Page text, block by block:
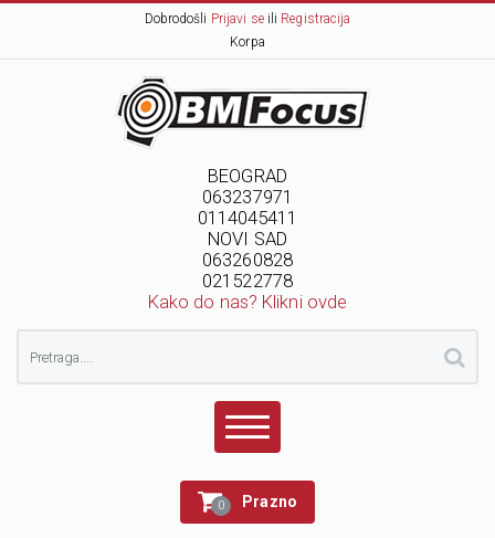
Dobrodošli Prijavi seili Registracija
Korpa
BEOGRAD
063237971
0114045411
NOVI SAD
063260828
021522778
Kako do nas? Klikni ovde
0 Prazno